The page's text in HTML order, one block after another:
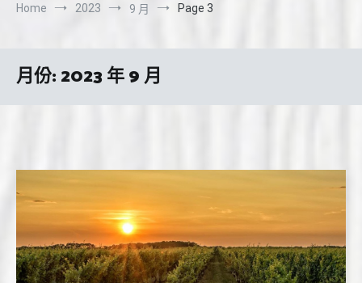
Home 2023 9 月 Page 3
月份:2023 年 9 月